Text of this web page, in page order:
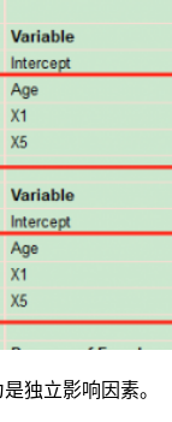
独立影响因素。